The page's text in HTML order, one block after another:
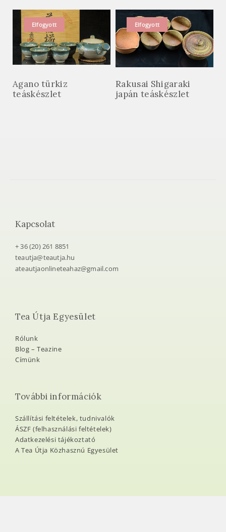
Elfogyott
Agano türkiz
teáskészlet
Elfogyott
Rakusai Shigaraki
japán teáskészlet
Kapcsolat
+ 36 (20) 261 8851
teautja@teautja.hu
ateautjaonlineteahaz@gmail.com
Tea Útja Egyesület
Rólunk
Blog – Teazine
Címünk
További információk
Szállítási feltételek, tudnivalók
ÁSZF (felhasználási feltételek)
Adatkezelési tájékoztató
A Tea Útja Közhasznú Egyesület